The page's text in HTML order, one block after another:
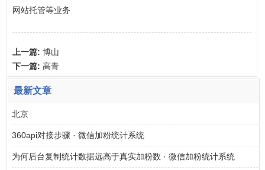
网站托管等业务
上一篇: 博山
下一篇: 高青
最新文章
北京
360api对接步骤 · 微信加粉统计系统
为何后台复制统计数据远高于真实加粉数 · 微信加粉统计系统